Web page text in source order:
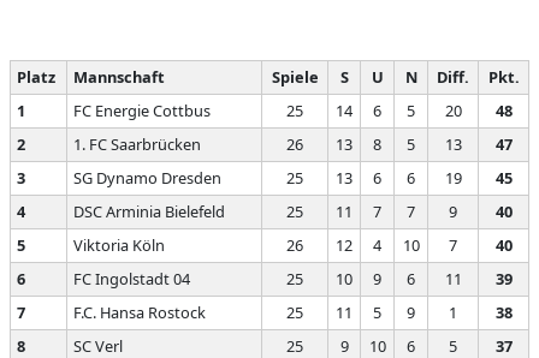
Platz Mannschaft Spiele S U N Diff.
Pkt.
1
FC Energie Cottbus 25 14 6 5 20
48
2
1. FC Saarbrücken 26 13 8 5 13
47
3
SG Dynamo Dresden 25 13 6 6 19
45
4
DSC Arminia Bielefeld 25 11 7 7 9
40
5
Viktoria Köln 26 12 4 10 7
40
6
FC Ingolstadt 04 25 10 9 6 11
39
7
F.C. Hansa Rostock 25 11 5 9 1
38
8
SC Verl 25 9 10 6 5
37